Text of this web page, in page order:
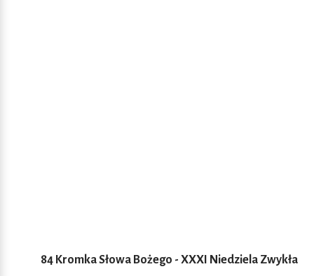
84 Kromka Słowa Bożego - XXXI Niedziela Zwykła